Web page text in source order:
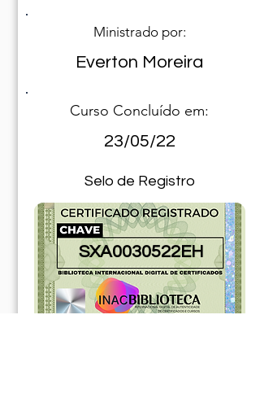
Ministrado por:
Everton Moreira
Curso Concluído em:
23/05/22
Selo de Registro
SXA0030522EH